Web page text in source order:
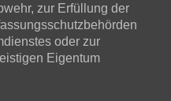
zur Erfüllung der
oder zur
Eigentum